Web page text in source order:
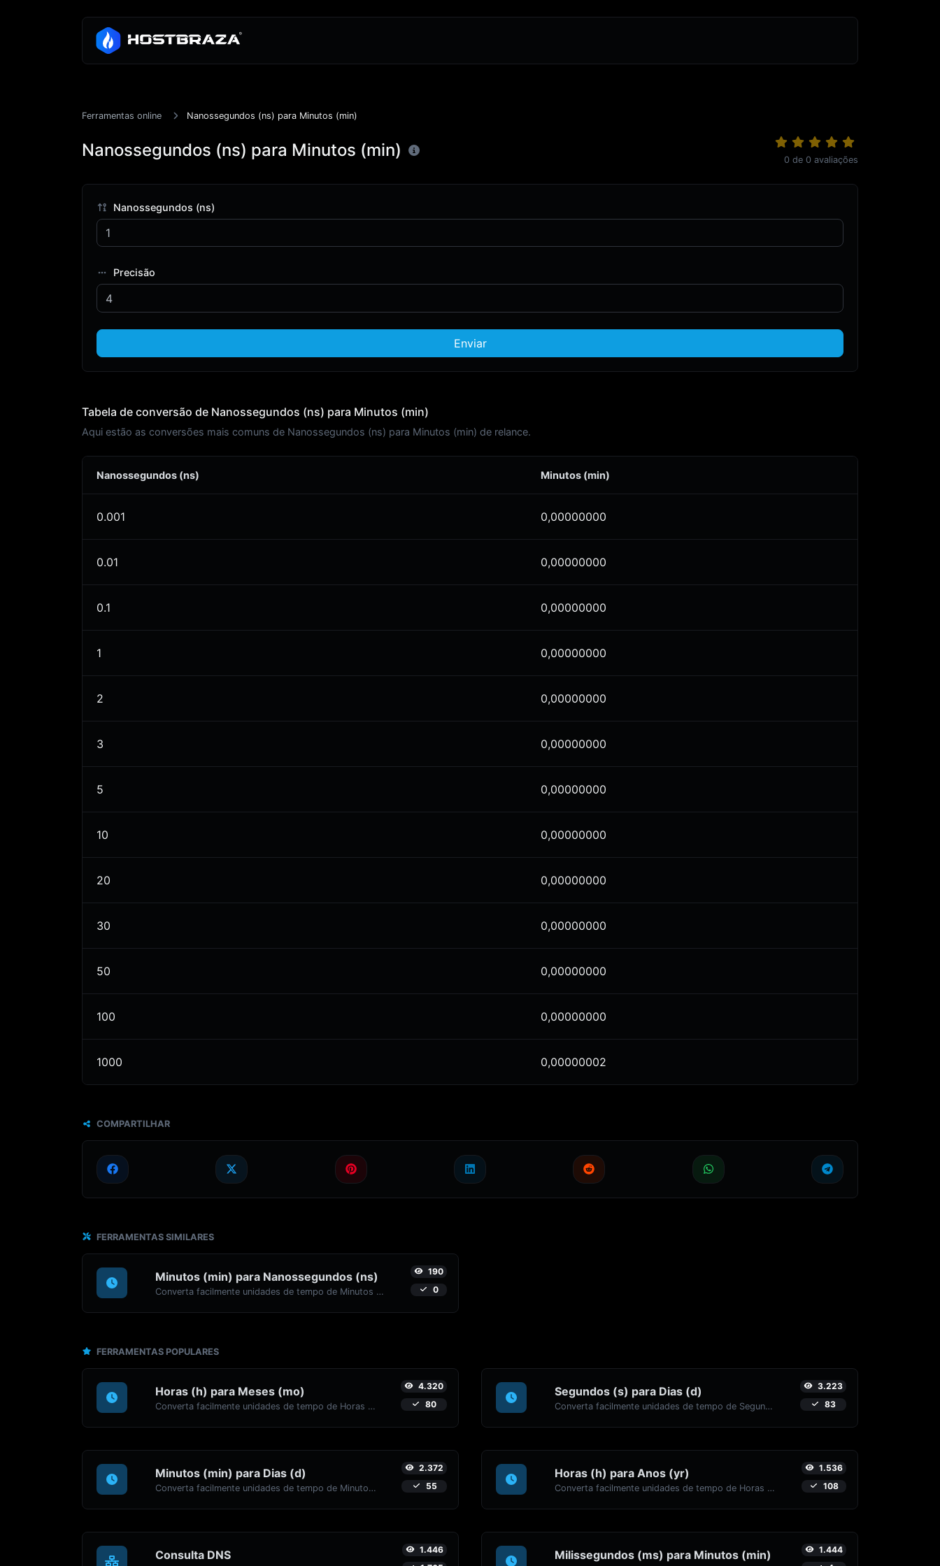
Ferramentas online Nanossegundos (ns) para Minutos (min)
Nanossegundos (ns) para Minutos (min) 0 de 0 avaliações
Nanossegundos (ns)
Precisão
Enviar
Tabela de conversão de Nanossegundos (ns) para Minutos (min)
Aqui estão as conversões mais comuns de Nanossegundos (ns) para Minutos (min) de relance.
Nanossegundos (ns) Minutos (min)
0.001 0,00000000
0.01 0,00000000
0.1 0,00000000
1 0,00000000
2 0,00000000
3 0,00000000
5 0,00000000
10 0,00000000
20 0,00000000
30 0,00000000
50 0,00000000
100 0,00000000
1000 0,00000002
COMPARTILHAR
FERRAMENTAS SIMILARES
Minutos (min) para Nanossegundos (ns)
Converta facilmente unidades de tempo de Minutos (min) para Nanossegundos (ns) com este conversor fácil.
190
0
FERRAMENTAS POPULARES
Horas (h) para Meses (mo)
Converta facilmente unidades de tempo de Horas (h) para Meses (mo) com este conversor fácil.
4.320
80
Segundos (s) para Dias (d)
Converta facilmente unidades de tempo de Segundos (s) para Dias (d) com este conversor fácil.
3.223
83
Minutos (min) para Dias (d)
Converta facilmente unidades de tempo de Minutos (min) para Dias (d) com este conversor fácil.
2.372
55
Horas (h) para Anos (yr)
Converta facilmente unidades de tempo de Horas (h) para Anos (yr) com este conversor fácil.
1.536
108
Consulta DNS
1.446
Milissegundos (ms) para Minutos (min)
1.444